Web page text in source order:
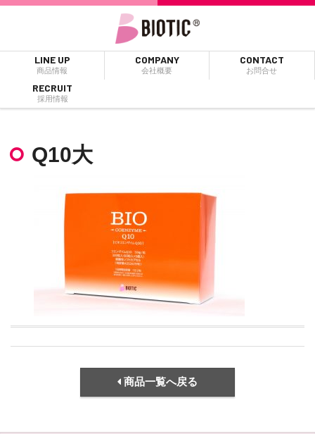
LINE UP
商品情報
COMPANY
会社概要
CONTACT
お問合せ
RECRUIT
採用情報
Q10大
商品一覧へ戻る